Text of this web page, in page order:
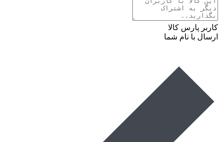
کاربر پارس کالا
ارسال با نام شما